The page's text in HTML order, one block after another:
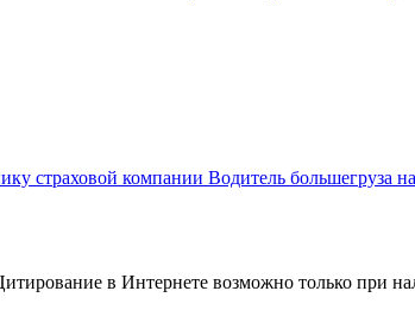
страховой компании Водитель большегруза
в Интернете возможно только при